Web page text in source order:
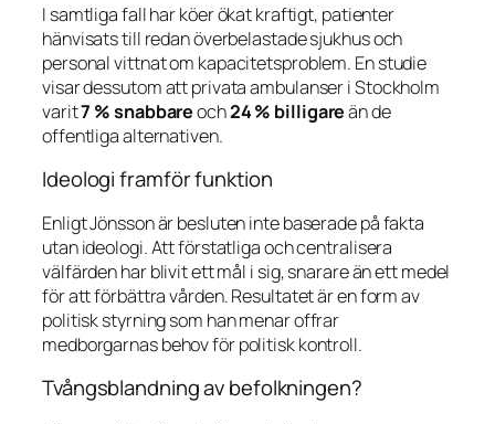
I samtliga fall har köer ökat kraftigt, patienter
hänvisats till redan överbelastade sjukhus och
personal vittnat om kapacitetsproblem. En studie
visar dessutom att privata ambulanser i Stockholm
varit7 % snabbareoch24 % billigareän de
offentliga alternativen.
Ideologi framför funktion
Enligt Jönsson är besluten inte baserade på fakta
utan ideologi. Att förstatliga och centralisera
välfärden har blivit ett mål i sig, snarare än ett medel
för att förbättra vården. Resultatet är en form av
politisk styrning som han menar offrar
medborgarnas behov för politisk kontroll.
Tvångsblandning av befolkningen?